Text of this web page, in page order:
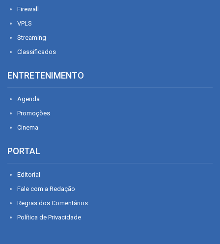
Firewall
VPLS
Streaming
Classificados
ENTRETENIMENTO
Agenda
Promoções
Cinema
PORTAL
Editorial
Fale com a Redação
Regras dos Comentários
Política de Privacidade